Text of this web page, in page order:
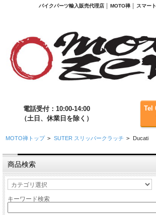
バイクパーツ輸入販売代理店 │ MOTO禅 │ スマー
電話受付：10:00-14:00
（土日、休業日を除く）
Tel
MOTO禅トップ > SUTER スリッパークラッチ > Ducati
商品検索
キーワード検索